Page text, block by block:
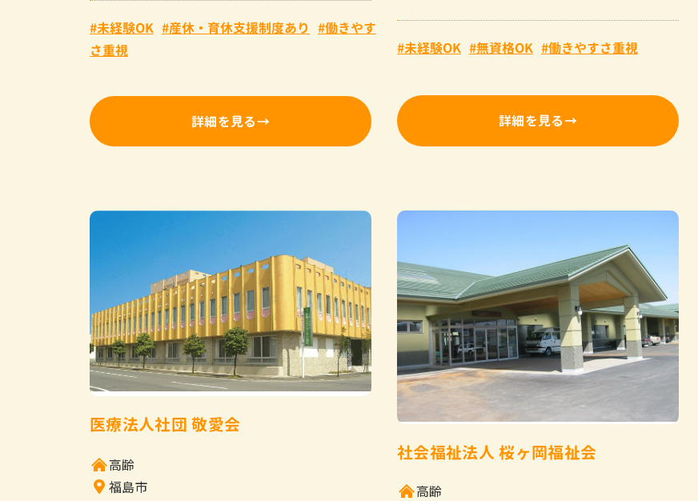
未経験OK 産休・育休支援制度あり
働きやす
さ重視
詳細を見る
未経験OK 無資格OK 働きやすさ重視
詳細を見る
医療法人社団 敬愛会
高齢
福島市
社会福祉法人 桜ヶ岡福祉会
高齢